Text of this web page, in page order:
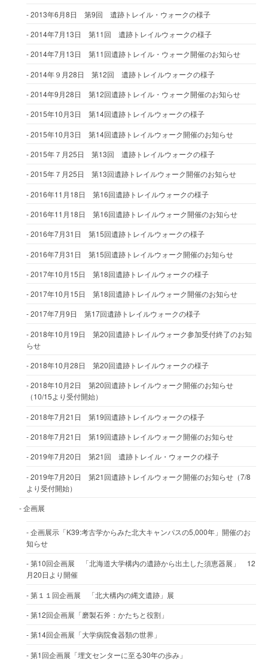
2013年6月8日 第9回 遺跡トレイル・ウォークの様子
2014年7月13日 第11回 遺跡トレイルウォークの様子
2014年7月13日 第11回遺跡トレイル・ウォーク開催のお知らせ
2014年９月28日 第12回 遺跡トレイルウォークの様子
2014年9月28日 第12回遺跡トレイル・ウォーク開催のお知らせ
2015年10月3日 第14回遺跡トレイルウォークの様子
2015年10月3日 第14回遺跡トレイルウォーク開催のお知らせ
2015年７月25日 第13回 遺跡トレイルウォークの様子
2015年７月25日 第13回遺跡トレイルウォーク開催のお知らせ
2016年11月18日 第16回遺跡トレイルウォークの様子
2016年11月18日 第16回遺跡トレイルウォーク開催のお知らせ
2016年7月31日 第15回遺跡トレイルウォークの様子
2016年7月31日 第15回遺跡トレイルウォーク開催のお知らせ
2017年10月15日 第18回遺跡トレイルウォークの様子
2017年10月15日 第18回遺跡トレイルウォーク開催のお知らせ
2017年7月9日 第17回遺跡トレイルウォークの様子
2018年10月19日 第20回遺跡トレイルウォーク参加受付終了のお知
らせ
2018年10月28日 第20回遺跡トレイルウォークの様子
2018年10月2日 第20回遺跡トレイルウォーク開催のお知らせ
（10/15より受付開始）
2018年7月21日 第19回遺跡トレイルウォークの様子
2018年7月21日 第19回遺跡トレイルウォーク開催のお知らせ
2019年7月20日 第21回 遺跡トレイル・ウォークの様子
2019年7月20日 第21回遺跡トレイルウォーク開催のお知らせ（7/8
より受付開始）
企画展
企画展示「K39:考古学からみた北大キャンパスの5,000年」開催のお
知らせ
第10回企画展 「北海道大学構内の遺跡から出土した須恵器展」 12
月20日より開催
第１１回企画展 「北大構内の縄文遺跡」展
第12回企画展「磨製石斧：かたちと役割」
第14回企画展「大学病院食器類の世界」
第1回企画展「埋文センターに至る30年の歩み」